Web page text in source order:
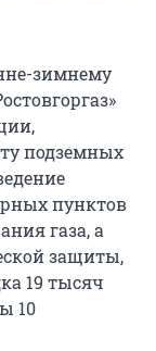
зимнему
подземных
пунктов
газа, а
защиты,
19 тысяч
10